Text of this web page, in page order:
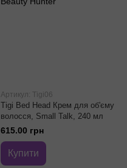
Артикул: Tigi06
Tigi Bed Head Крем для об'єму
волосся, Small Talk, 240 мл
615.00 грн
Купити